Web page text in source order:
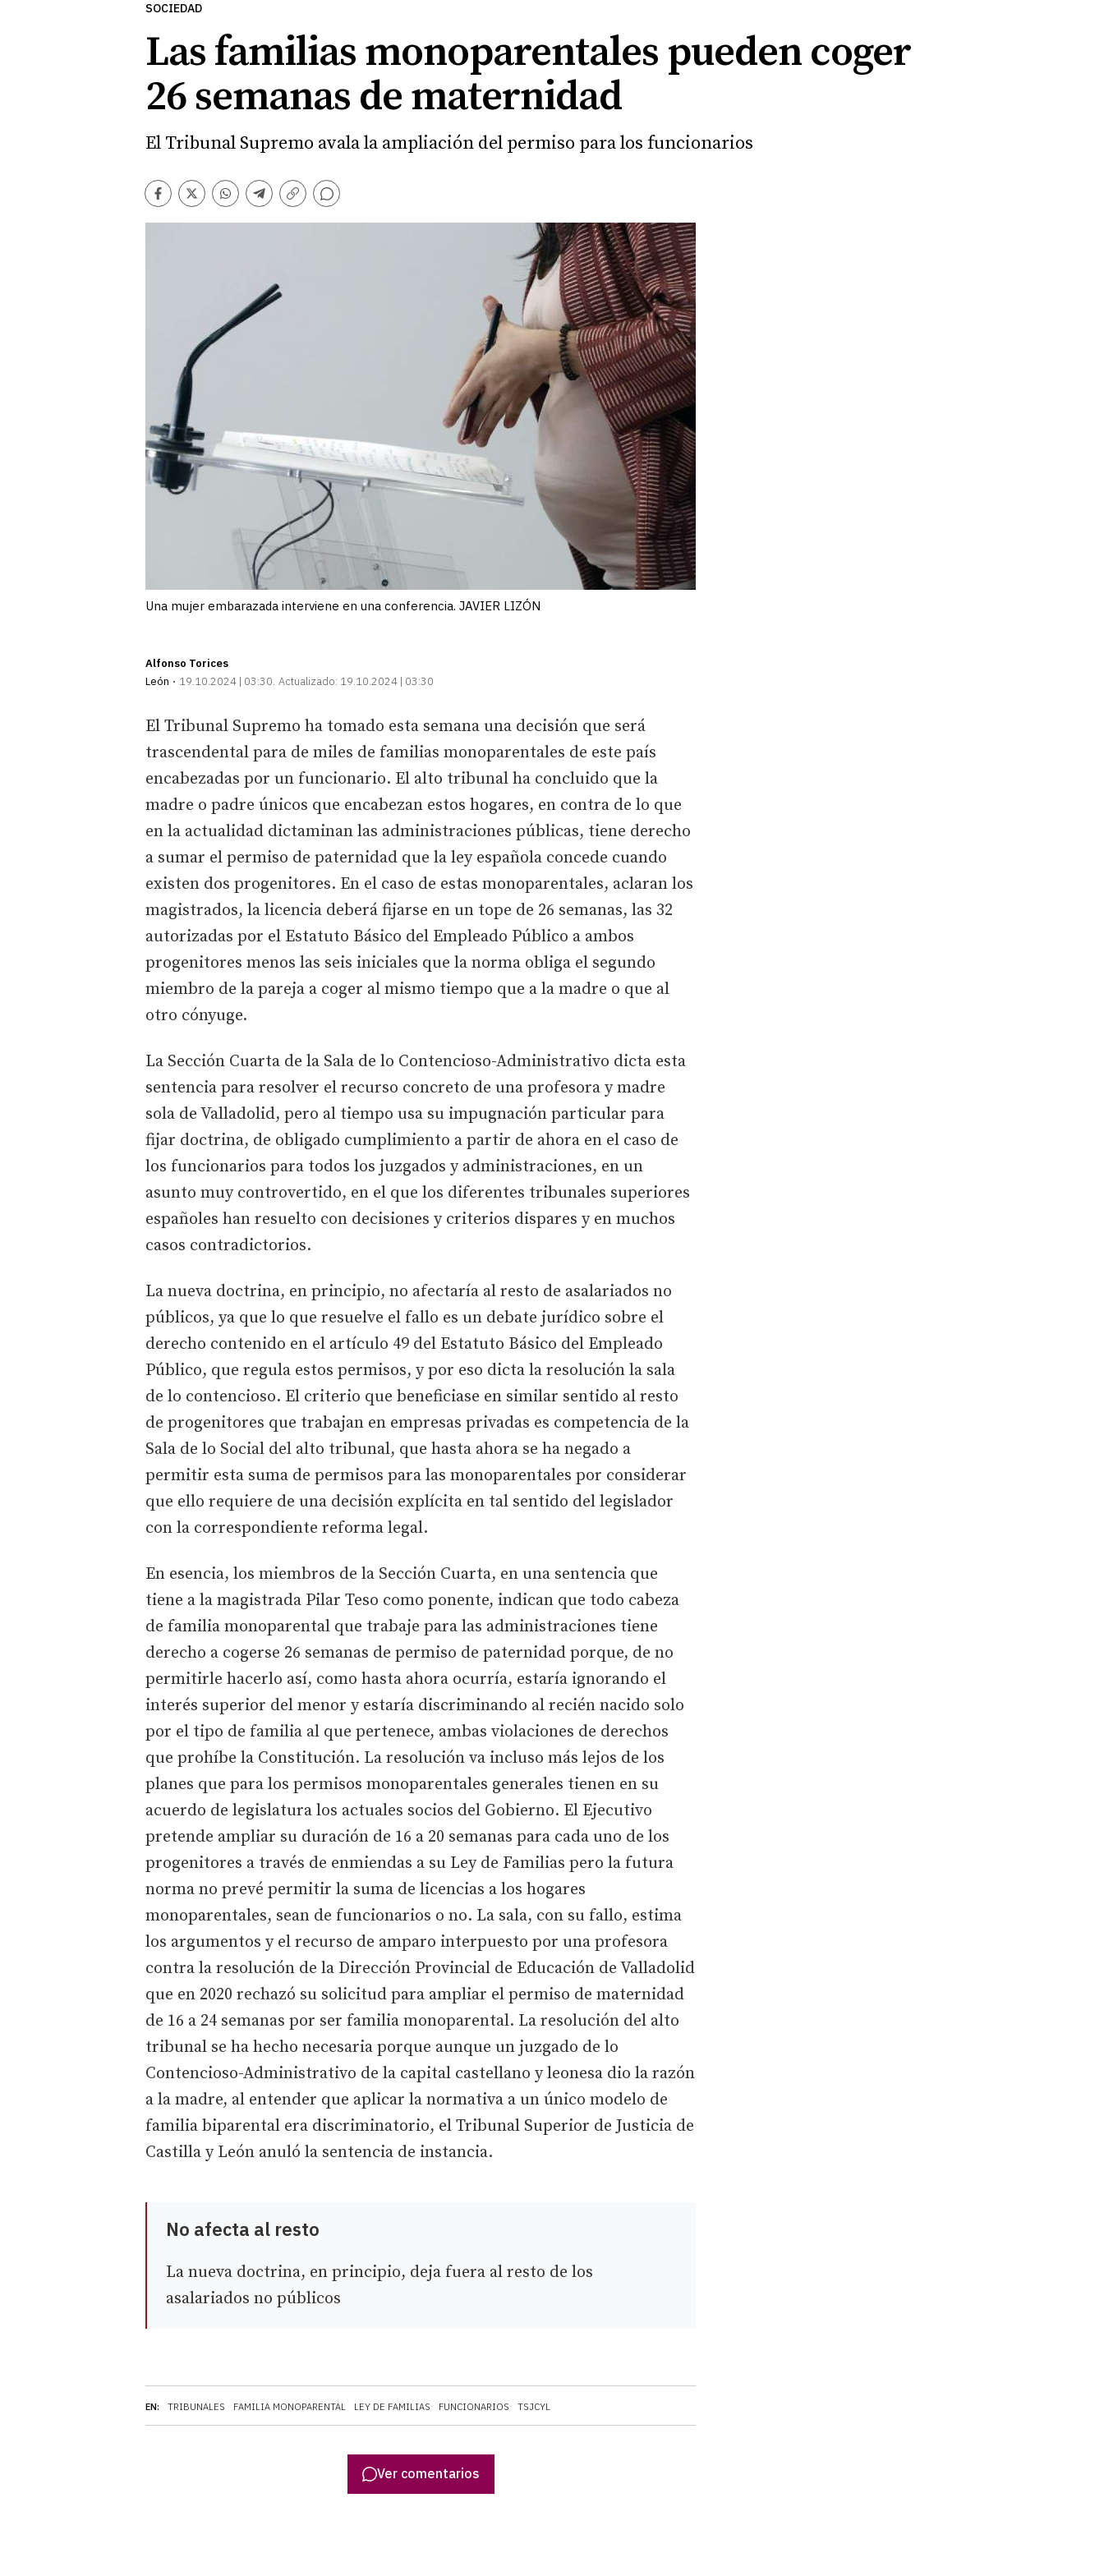
SOCIEDAD
Las familias monoparentales pueden coger
26 semanas de maternidad
El Tribunal Supremo avala la ampliación del permiso para los funcionarios
Facebook
TwitterWhatsapp
Telegram
Copiar
enlace
Comentarios
Una mujer embarazada interviene en una conferencia. JAVIER LIZÓN
Alfonso Torices
León
19.10.2024 | 03:30 Actualizado: 19.10.2024 | 03:30
EN: TRIBUNALES FAMILIA MONOPARENTAL LEY DE FAMILIAS FUNCIONARIOS TSJCYL
El Tribunal Supremo ha tomado esta semana una decisión que será
trascendental para de miles de familias monoparentales de este país
encabezadas por un funcionario. El alto tribunal ha concluido que la
madre o padre únicos que encabezan estos hogares, en contra de lo que
en la actualidad dictaminan las administraciones públicas, tiene derecho
a sumar el permiso de paternidad que la ley española concede cuando
existen dos progenitores. En el caso de estas monoparentales, aclaran los
magistrados, la licencia deberá fijarse en un tope de 26 semanas, las 32
autorizadas por el Estatuto Básico del Empleado Público a ambos
progenitores menos las seis iniciales que la norma obliga el segundo
miembro de la pareja a coger al mismo tiempo que a la madre o que al
otro cónyuge.
La Sección Cuarta de la Sala de lo Contencioso-Administrativo dicta esta
sentencia para resolver el recurso concreto de una profesora y madre
sola de Valladolid, pero al tiempo usa su impugnación particular para
fijar doctrina, de obligado cumplimiento a partir de ahora en el caso de
los funcionarios para todos los juzgados y administraciones, en un
asunto muy controvertido, en el que los diferentes tribunales superiores
españoles han resuelto con decisiones y criterios dispares y en muchos
casos contradictorios.
La nueva doctrina, en principio, no afectaría al resto de asalariados no
públicos, ya que lo que resuelve el fallo es un debate jurídico sobre el
derecho contenido en el artículo 49 del Estatuto Básico del Empleado
Público, que regula estos permisos, y por eso dicta la resolución la sala
de lo contencioso. El criterio que beneficiase en similar sentido al resto
de progenitores que trabajan en empresas privadas es competencia de la
Sala de lo Social del alto tribunal, que hasta ahora se ha negado a
permitir esta suma de permisos para las monoparentales por considerar
que ello requiere de una decisión explícita en tal sentido del legislador
con la correspondiente reforma legal.
En esencia, los miembros de la Sección Cuarta, en una sentencia que
tiene a la magistrada Pilar Teso como ponente, indican que todo cabeza
de familia monoparental que trabaje para las administraciones tiene
derecho a cogerse 26 semanas de permiso de paternidad porque, de no
permitirle hacerlo así, como hasta ahora ocurría, estaría ignorando el
interés superior del menor y estaría discriminando al recién nacido solo
por el tipo de familia al que pertenece, ambas violaciones de derechos
que prohíbe la Constitución. La resolución va incluso más lejos de los
planes que para los permisos monoparentales generales tienen en su
acuerdo de legislatura los actuales socios del Gobierno. El Ejecutivo
pretende ampliar su duración de 16 a 20 semanas para cada uno de los
progenitores a través de enmiendas a su Ley de Familias pero la futura
norma no prevé permitir la suma de licencias a los hogares
monoparentales, sean de funcionarios o no. La sala, con su fallo, estima
los argumentos y el recurso de amparo interpuesto por una profesora
contra la resolución de la Dirección Provincial de Educación de Valladolid
que en 2020 rechazó su solicitud para ampliar el permiso de maternidad
de 16 a 24 semanas por ser familia monoparental. La resolución del alto
tribunal se ha hecho necesaria porque aunque un juzgado de lo
Contencioso-Administrativo de la capital castellano y leonesa dio la razón
a la madre, al entender que aplicar la normativa a un único modelo de
familia biparental era discriminatorio, el Tribunal Superior de Justicia de
Castilla y León anuló la sentencia de instancia.
No afecta al resto
La nueva doctrina, en principio, deja fuera al resto de los
asalariados no públicos
Ver comentarios